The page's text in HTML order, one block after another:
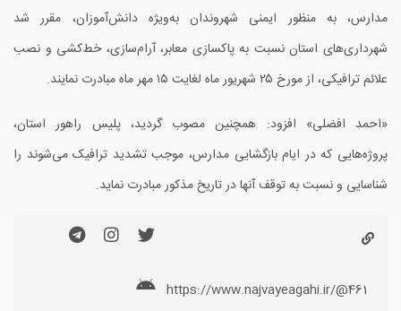
مدارس، به منظور ایمنی شهروندان به‌ویژه دانش‌آموزان، مقرر شد
شهرداری‌های استان نسبت به پاکسازی معابر، آرام‌سازی، خط‌کشی و نصب
علائم ترافیکی، از مورخ ۲۵ شهریور ماه لغایت ۱۵مهر ماه مبادرت نمایند.
«احمد افضلی» افزود: همچنین مصوب گردید، پلیس راهور استان،
پروژه‌هایی که در ایام بازگشایی مدارس، موجب تشدید ترافیک می‌شوند را
شناسایی و نسبت به توقف آنها در تاریخ مذکور مبادرت نماید.
https://www.najvayeagahi.ir/@461